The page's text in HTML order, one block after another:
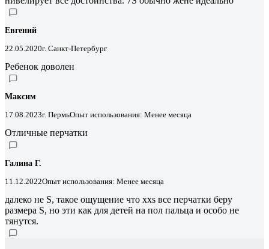
Евгений
22.05.2020г. Санкт-Петербург
Ребенок доволен
Максим
17.08.2023г. ПермьОпыт использования: Менее месяца
Отличные перчатки
Галина Г.
11.12.2022Опыт использования: Менее месяца
далеко не S, такое ощущение что xxs все перчатки беру
размера S, но эти как для детей на пол пальца и особо не
тянутся.